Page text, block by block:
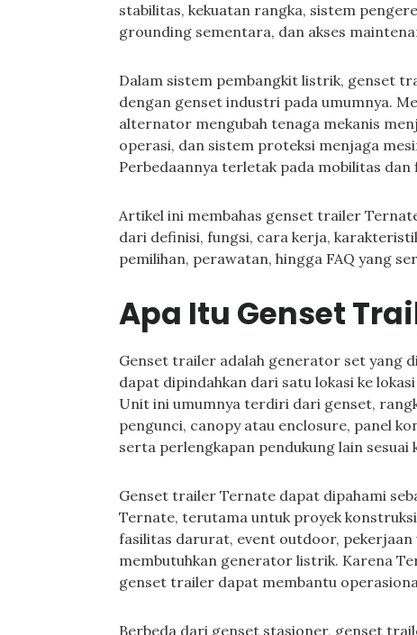
stabilitas, kekuatan rangka, sistem
grounding sementara, dan akses
Dalam sistem pembangkit listrik, genset
dengan genset industri pada umumnya.
alternator mengubah tenaga mekanis
operasi, dan sistem proteksi menjaga
Perbedaannya terletak pada mobilitas dan
Artikel ini membahas genset trailer
dari definisi, fungsi, cara kerja,
pemilihan, perawatan, hingga FAQ yang
Apa Itu Genset
Genset trailer adalah generator set yang
dapat dipindahkan dari satu lokasi ke
Unit ini umumnya terdiri dari genset,
pengunci, canopy atau enclosure, panel
serta perlengkapan pendukung lain sesuai
Genset trailer Ternate dapat dipahami
Ternate, terutama untuk proyek
fasilitas darurat, event outdoor,
membutuhkan generator listrik. Karena
genset trailer dapat membantu
Berbeda dari genset stasioner, genset